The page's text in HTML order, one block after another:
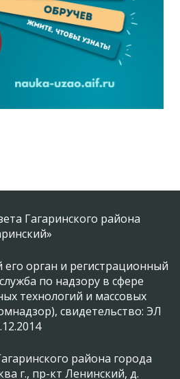
Гагаринского района
орган и регистрационный
по надзору в сфере
технологий и массовых
свидетельство: ЭЛ
района города
г., пр-кт Ленинский, д.